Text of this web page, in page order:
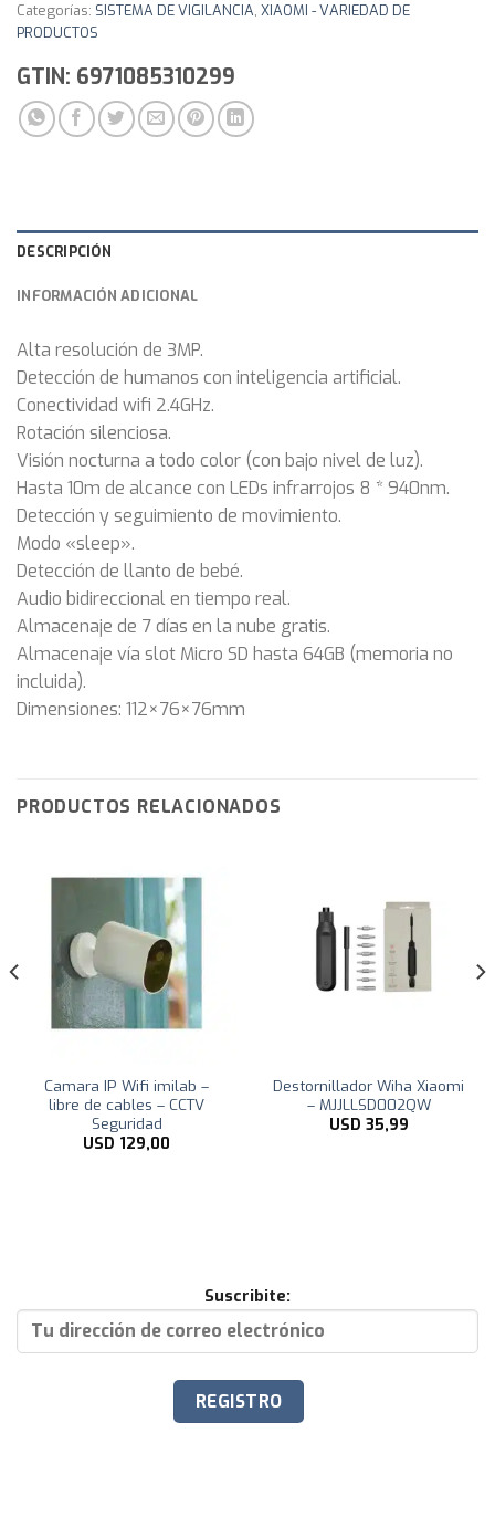
Categorías: SISTEMA DE VIGILANCIA, XIAOMI - VARIEDAD DE
PRODUCTOS
GTIN: 6971085310299
DESCRIPCIÓN
INFORMACIÓN ADICIONAL
Alta resolución de 3MP.
Detección de humanos con inteligencia artificial.
Conectividad wifi 2.4GHz.
Rotación silenciosa.
Visión nocturna a todo color (con bajo nivel de luz).
Hasta 10m de alcance con LEDs infrarrojos 8 * 940nm.
Detección y seguimiento de movimiento.
Modo «sleep».
Detección de llanto de bebé.
Audio bidireccional en tiempo real.
Almacenaje de 7 días en la nube gratis.
Almacenaje vía slot Micro SD hasta 64GB (memoria no
incluida).
Dimensiones: 112×76×76mm
PRODUCTOS RELACIONADOS
Camara IP Wifi imilab –
libre de cables – CCTV
Seguridad
USD 129,00
Destornillador Wiha Xiaomi
– MJJLLSD002QW
USD 35,99
Suscribite: